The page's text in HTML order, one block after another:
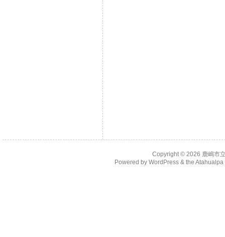
Copyright © 2026 鹿嶋市
Powered by WordPress& the Atahualpa